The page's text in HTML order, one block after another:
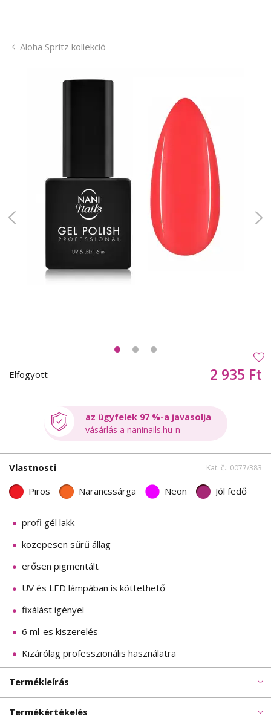
Aloha Spritz kollekció
Elfogyott 2 935 Ft
az ügyfelek 97 %-a javasolja
vásárlás a naninails.hu-n
Vlastnosti Kat. č.: 0077/383
Piros Narancssárga Neon Jól fedő
profi gél lakk
közepesen sűrű állag
erősen pigmentált
UV és LED lámpában is köttethető
fixálást igényel
6 ml-es kiszerelés
Kizárólag professzionális használatra
Termékleírás
Termékértékelés